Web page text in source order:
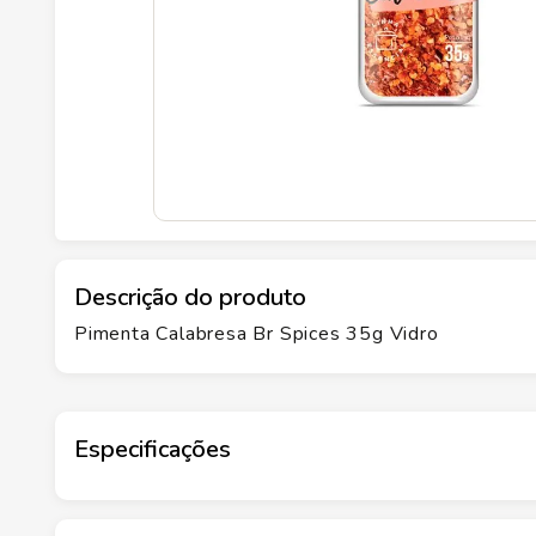
Descrição do produto
Pimenta Calabresa Br Spices 35g Vidro
Especificações